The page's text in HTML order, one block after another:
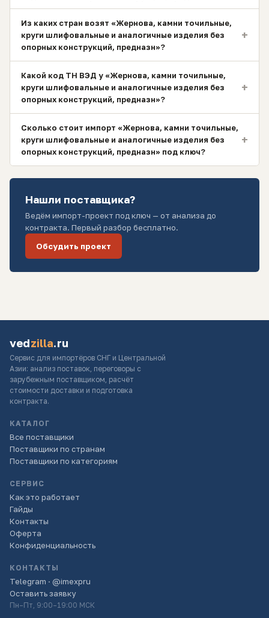
Из каких стран возят «Жернова, камни точильные,
круги шлифовальные и аналогичные изделия без
опорных конструкций, предназн»?
+
Какой код ТН ВЭД у «Жернова, камни точильные,
круги шлифовальные и аналогичные изделия без
опорных конструкций, предназн»?
+
Сколько стоит импорт «Жернова, камни точильные,
круги шлифовальные и аналогичные изделия без
опорных конструкций, предназн» под ключ?
+
Нашли поставщика?
Ведём импорт-проект под ключ — от анализа до
контракта. Первый разбор бесплатно.
Обсудить проект
vedzilla.ru
Сервис для импортёров СНГ и Центральной
Азии: анализ поставок, переговоры с
зарубежным поставщиком, расчёт
стоимости доставки и подготовка
контракта.
КАТАЛОГ
Все поставщики
Поставщики по странам
Поставщики по категориям
СЕРВИС
Как это работает
Гайды
Контакты
Оферта
Конфиденциальность
КОНТАКТЫ
Telegram · @imexpru
Оставить заявку
Пн–Пт, 9:00–19:00 МСК